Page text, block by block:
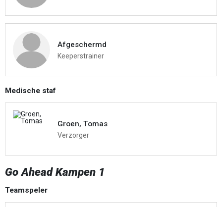
Afgeschermd
Keeperstrainer
Medische staf
Groen, Tomas
Verzorger
Go Ahead Kampen 1
Teamspeler